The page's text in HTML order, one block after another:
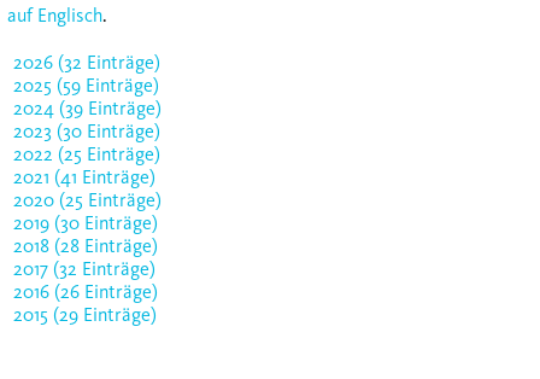
auf Englisch.
2026 (32 Einträge)
2025 (59 Einträge)
2024 (39 Einträge)
2023 (30 Einträge)
2022 (25 Einträge)
2021 (41 Einträge)
2020 (25 Einträge)
2019 (30 Einträge)
2018 (28 Einträge)
2017 (32 Einträge)
2016 (26 Einträge)
2015 (29 Einträge)